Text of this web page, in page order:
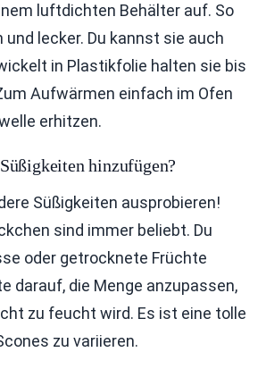
luftdichten Behälter auf. So
und lecker. Du kannst sie auch
in Plastikfolie halten sie bis
Aufwärmen einfach im Ofen
erhitzen.
hinzufügen?
Süßigkeiten ausprobieren!
sind immer beliebt. Du
oder getrocknete Früchte
darauf, die Menge anzupassen,
zu feucht wird. Es ist eine tolle
zu variieren.